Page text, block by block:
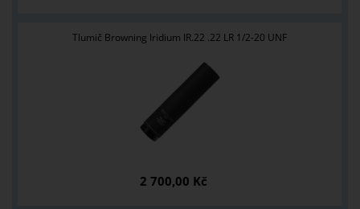
Tlumič Browning Iridium IR.22 .22 LR 1/2-20 UNF
2 700,00 Kč